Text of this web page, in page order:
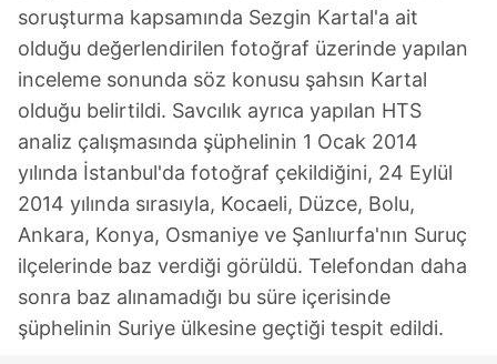
soruşturma kapsamında Sezgin Kartal'a ait
olduğu değerlendirilen fotoğraf üzerinde yapılan
inceleme sonunda söz konusu şahsın Kartal
olduğu belirtildi. Savcılık ayrıca yapılan HTS
analiz çalışmasında şüphelinin 1 Ocak 2014
yılında İstanbul'da fotoğraf çekildiğini, 24 Eylül
2014 yılında sırasıyla, Kocaeli, Düzce, Bolu,
Ankara, Konya, Osmaniye ve Şanlıurfa'nın Suruç
ilçelerinde baz verdiği görüldü. Telefondan daha
sonra baz alınamadığı bu süre içerisinde
şüphelinin Suriye ülkesine geçtiği tespit edildi.